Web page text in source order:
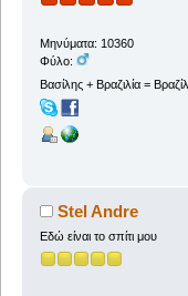
Μηνύματα: 10360
Φύλο:
Βασίλης + Βραζιλία =
Stel Andre
Εδώ είναι το σπίτι μου